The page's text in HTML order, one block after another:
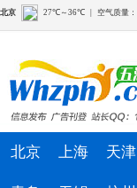
北京 上海 天津